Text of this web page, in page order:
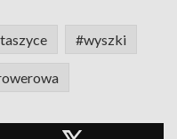
#wyszki